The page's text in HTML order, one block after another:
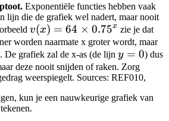
Exponentiële functies hebben vaak
lijn die de grafiek wel nadert, maar nooit
v(x) =
64
\times
0.75^x
v(x) = 64 × 0.75x zie je dat
worden naarmate x groter wordt, maar
De grafiek zal de x-as (de lijn y=0
y = 0) dus
deze nooit snijden of raken. Zorg
weerspiegelt. Sources: REF010,
kun je een nauwkeurige grafiek van